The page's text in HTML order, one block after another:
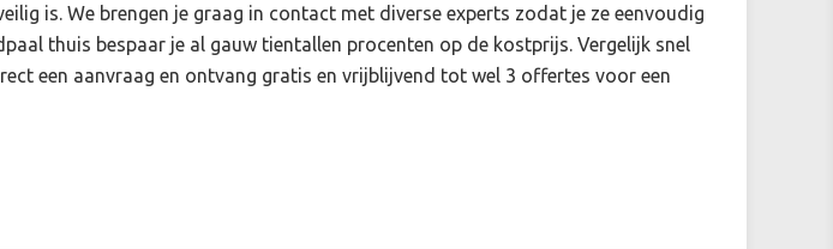
is. We brengen je graag in contact met diverse experts zodat je ze eenvoudig
thuis bespaar je al gauw tientallen procenten op de kostprijs. Vergelijk snel
een aanvraag en ontvang gratis en vrijblijvend tot wel 3 offertes voor een